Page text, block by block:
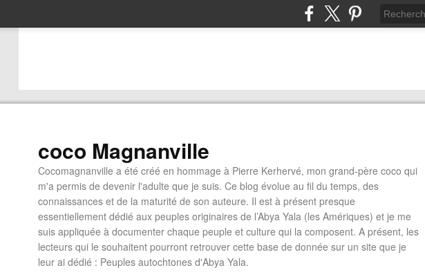
coco Magnanville
Cocomagnanville a été créé en hommage à Pierre Kerhervé, mon grand-père coco qui
m'a permis de devenir l'adulte que je suis. Ce blog évolue au fil du temps, des
connaissances et de la maturité de son auteure. Il est à présent presque
essentiellement dédié aux peuples originaires de l’Abya Yala (les Amériques) et je me
suis appliquée à documenter chaque peuple et culture qui la composent. A présent, les
lecteurs qui le souhaitent pourront retrouver cette base de donnée sur un site que je
leur ai dédié : Peuples autochtones d'Abya Yala.